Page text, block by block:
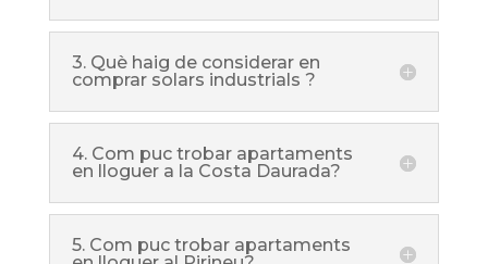
3. Què haig de considerar en
comprar solars industrials ?
4. Com puc trobar apartaments
en lloguer a la Costa Daurada?
5. Com puc trobar apartaments